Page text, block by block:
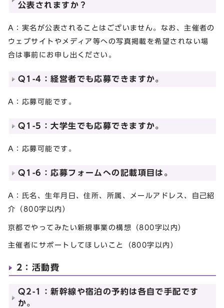
公表されますか？
A：実名が公表されることはございません。なお、主催者の
ウェブサイトやメディア等への写真掲載を希望されない場
合は事前にお申し出ください。
Q1-4：経営者でも応募できますか。
A：応募可能です。
Q1-5：大学生でも応募できますか。
A：応募可能です。
Q1-6：応募フォームへの記載項目は。
A：氏名、生年月日、住所、所属、メールアドレス、自己紹
介（800字以内）
京都でやってみたい新規事業の構想（800字以内）
主催者にサポートしてほしいこと（800字以内）
2：活動費
Q2-1：新幹線や宿泊の予約は各自で手配です
か。